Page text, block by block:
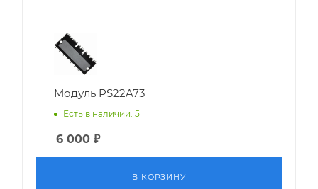
Модуль PS22A73
Есть в наличии: 5
6 000 ₽
В КОРЗИНУ